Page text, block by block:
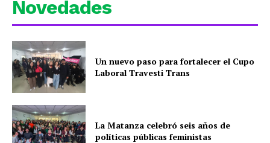
Novedades
Un nuevo paso para fortalecer el Cupo
Laboral Travesti Trans
La Matanza celebró seis años de
políticas públicas feministas